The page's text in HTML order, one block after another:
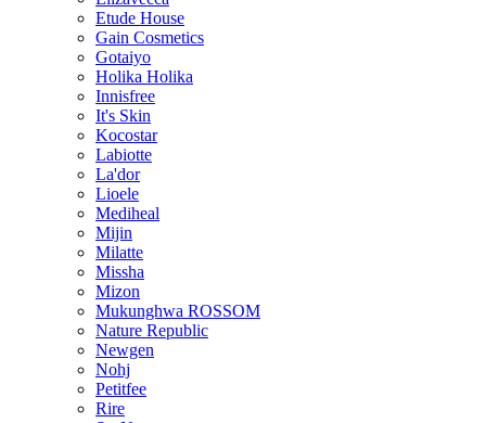
Etude House
Gain Cosmetics
Gotaiyo
Holika Holika
Innisfree
It's Skin
Kocostar
Labiotte
La'dor
Lioele
Mediheal
Mijin
Milatte
Missha
Mizon
Mukunghwa ROSSOM
Nature Republic
Newgen
Nohj
Petitfee
Rire